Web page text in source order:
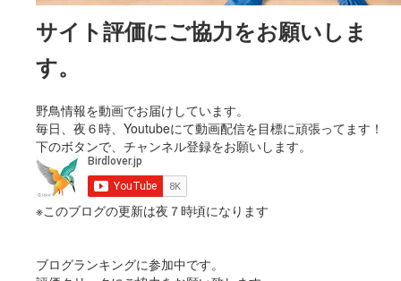
サイト評価にご協力をお願いしま
す。
野鳥情報を動画でお届けしています。
毎日、夜６時、Youtubeにて動画配信を目標に頑張ってます！
下のボタンで、チャンネル登録をお願いします。
※このブログの更新は夜７時頃になります
ブログランキングに参加中です。